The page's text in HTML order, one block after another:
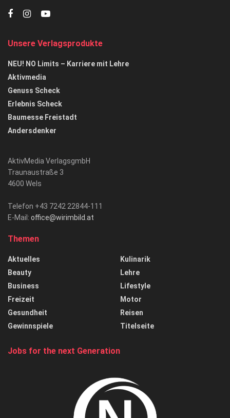
Unsere Verlagsprodukte
NEU! NO Limits – Karriere mit Lehre
Aktivmedia
Genuss Scheck
Erlebnis Scheck
Baumesse Freistadt
Andersdenker
AktivMedia VerlagsgmbH
Traunaustraße 3
4600 Wels
Telefon +43 7242 22844-111
E-Mail: office@wirimbild.at
Themen
Aktuelles
Beauty
Business
Freizeit
Gesundheit
Gewinnspiele
Kulinarik
Lehre
Lifestyle
Motor
Reisen
Titelseite
Jobs for the next Generation